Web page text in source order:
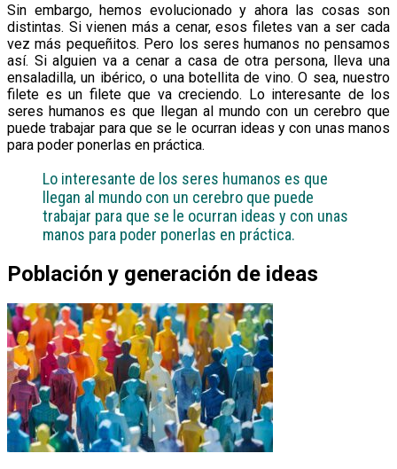
Sin embargo, hemos evolucionado y ahora las cosas son
distintas. Si vienen más a cenar, esos filetes van a ser cada
vez más pequeñitos. Pero los seres humanos no pensamos
así. Si alguien va a cenar a casa de otra persona, lleva una
ensaladilla, un ibérico, o una botellita de vino. O sea, nuestro
filete es un filete que va creciendo. Lo interesante de los
seres humanos es que llegan al mundo con un cerebro que
puede trabajar para que se le ocurran ideas y con unas manos
para poder ponerlas en práctica.
Lo interesante de los seres humanos es que
llegan al mundo con un cerebro que puede
trabajar para que se le ocurran ideas y con unas
manos para poder ponerlas en práctica.
Población y generación de ideas